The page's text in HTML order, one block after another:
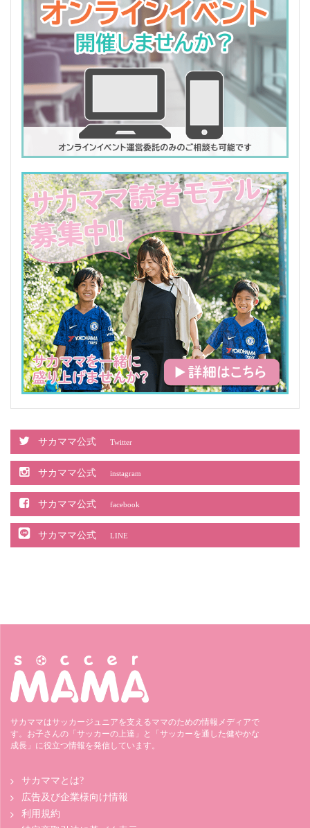
サカママ公式 Twitter
サカママ公式 instagram
サカママ公式 facebook
サカママ公式 LINE
サカママはサッカージュニアを支えるママのための情報メディアで
す。お子さんの「サッカーの上達」と「サッカーを通した健やかな
成長」に役立つ情報を発信しています。
サカママとは?
広告及び企業様向け情報
利用規約